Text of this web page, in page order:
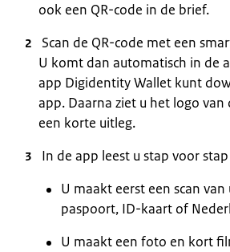
ook een QR-code in de brief.
Scan de QR-code met een
U komt dan automatisch in de
app Digidentity Wallet kunt
app. Daarna ziet u het logo van
een korte uitleg.
In de app leest u stap voor
U maakt eerst een scan van
paspoort, ID-kaart of
U maakt een foto en kort